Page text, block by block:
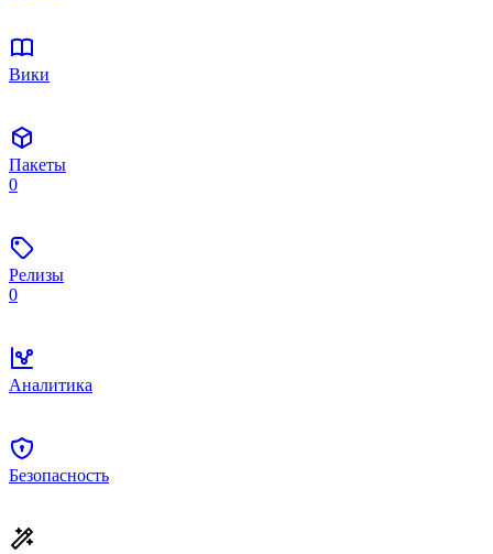
Вики
Пакеты
0
Релизы
0
Аналитика
Безопасность